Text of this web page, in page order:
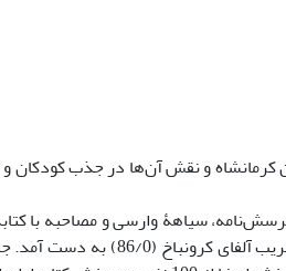
و نقش آن‌‌ها در جذب کودکان و
سیاهۀ وارسی و مصاحبه با
روایی محتوایی آن بر اساس نظرات متخصصان تأیید شد و